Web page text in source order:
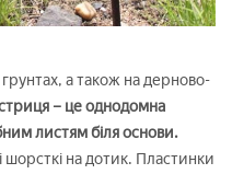
грунтах, а також на дерново-
– це однодомна
листям біля основи.
на дотик. Пластинки